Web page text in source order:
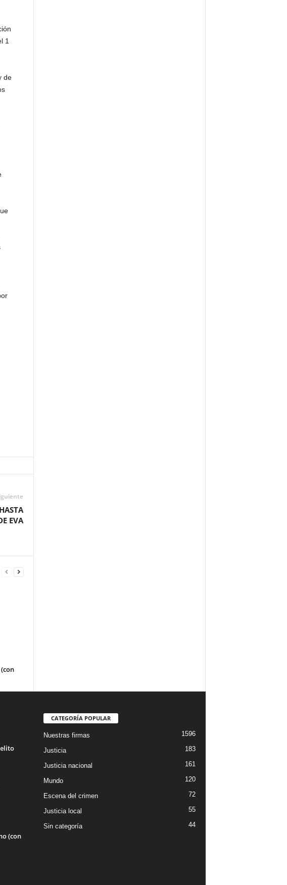
1
de
EVA
(con
CATEGORÍA POPULAR
Nuestras firmas 1596
Justicia 183
Justicia nacional 161
Mundo 120
Escena del crimen 72
Justicia local 55
Sin categoría 44